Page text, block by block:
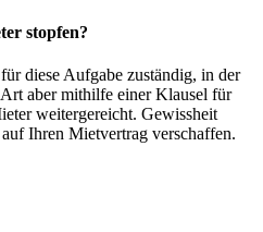
stopfen?
diese Aufgabe zuständig, in der
aber mithilfe einer Klausel für
weitergereicht. Gewissheit
Ihren Mietvertrag verschaffen.